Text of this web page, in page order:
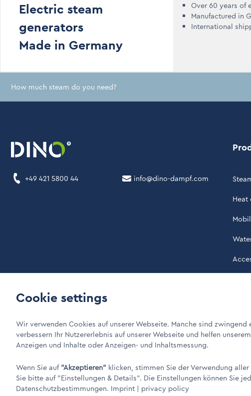
Electric steam
generators
Made in Germany
Over 60 years of
Manufactured in
International
How much steam do you need?
+49 421 5800 44 info@dino-dampf.com
Heat
LinkIn LinkXing LinkDINO Dampferzeuger GmbH - Electric steam generators "Made in
Cookie settings
Wir verwenden Cookies auf unserer Webseite. Manche sind zwingend
verbessern Ihr Nutzererlebnis auf unserer Webseite und helfen
Anzeigen und Inhalte oder Anzeigen- und Inhaltsmessung.
Wenn Sie auf"Akzeptieren" klicken, stimmen Sie der Verwendung
Sie bitte auf"Einstellungen & Details". Die Einstellungen können Sie
Datenschutzbestimmungen. Imprint | privacy policy